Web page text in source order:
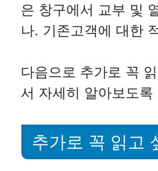
은 창구에서 교부 및
나. 기존고객에 대한
다음으로 추가로 꼭
서 자세히 알아보도록
추가로 꼭 읽고